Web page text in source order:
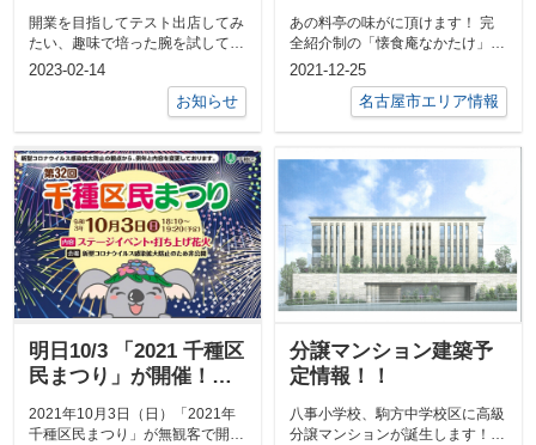
開業を目指してテスト出店してみ
たい、趣味で培った腕を試してみ
たいという方、気軽にお店を間借
2023-02-14
お知らせ
る2号店がオープン
あの料亭の味がに頂けます！ 完
全紹介制の「懐食庵なかたけ」さ
んが2021年8月に2号店をオープ
2021-12-25
名古屋市エリア情報
明日10/3 「2021 千種区
民まつり」が開催！！
花火大会も！！
2021年10月3日（日）「2021年
千種区民まつり」が無観客で開催
分譲マンション建築予
定情報！！
八事小学校、駒方中学校区に高級
分譲マンションが誕生します！！